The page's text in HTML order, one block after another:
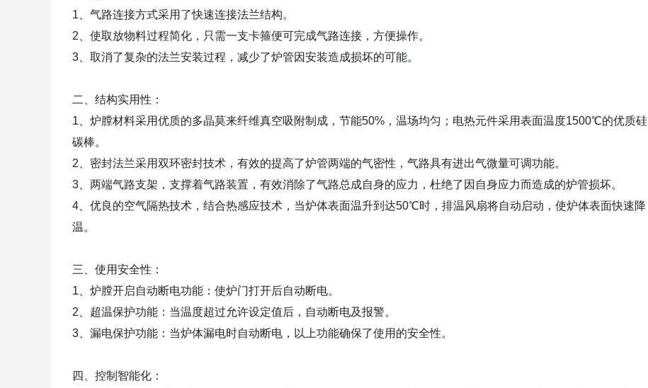
1、气路连接方式采用了快速连接法兰结构。
2、使取放物料过程简化，只需一支卡箍便可完成气路连接，方便操作。
3、取消了复杂的法兰安装过程，减少了炉管因安装造成损坏的可能。
二、结构实用性：
1、炉膛材料采用优质的多晶莫来纤维真空吸附制成，节能50%，温场均匀；电热元件采用表面温度1500℃的优质硅
碳棒。
2、密封法兰采用双环密封技术，有效的提高了炉管两端的气密性，气路具有进出气微量可调功能。
3、两端气路支架，支撑着气路装置，有效消除了气路总成自身的应力，杜绝了因自身应力而造成的炉管损坏。
4、优良的空气隔热技术，结合热感应技术，当炉体表面温升到达50℃时，排温风扇将自动启动，使炉体表面快速降
温。
三、使用安全性：
1、炉膛开启自动断电功能：使炉门打开后自动断电。
2、超温保护功能：当温度超过允许设定值后，自动断电及报警。
3、漏电保护功能：当炉体漏电时自动断电，以上功能确保了使用的安全性。
四、控制智能化：